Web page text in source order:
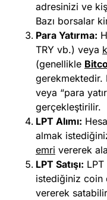
adresinizi ve
Bazı borsalar
Para Yatırma:
TRY vb.) veya
(genellikle
gerekmektedir.
veya “para
gerçekleştirilir.
LPT Alımı:
almak
emri vererek
LPT Satışı:
istediğiniz coin
vererek